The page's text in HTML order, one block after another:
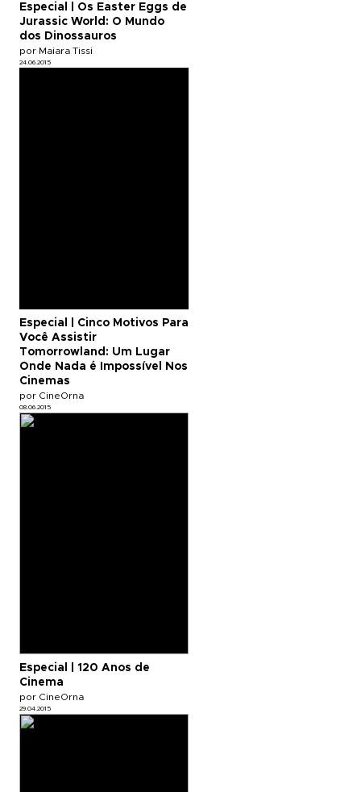
Especial | Os Easter Eggs de
Jurassic World: O Mundo
dos Dinossauros
por Maiara Tissi
24.06.2015
Especial | Cinco Motivos Para
Você Assistir
Tomorrowland: Um Lugar
Onde Nada é Impossível Nos
Cinemas
por CineOrna
08.06.2015
Especial | 120 Anos de
Cinema
por CineOrna
29.04.2015